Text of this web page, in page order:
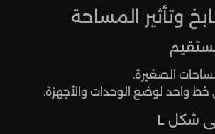
وتأثير المساحة
الصغيرة.
واحد لوضع الوحدات والأجهزة.